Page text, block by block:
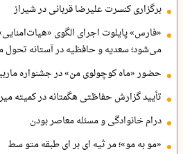
برگزاری کنسرت علیرضا قربانی در شیراز
«فارس» پایلوت اجرای الگوی
می‌شود؛ سعدیه و حافظیه در آستانه تحول
حضور «ماه کوچولوی من» در جشنواره
تأیید گزارش حفاظتی هگمتانه در کمیته
درام خانوادگی و مسئله معاصر بودن
«مو به مو»؛ مر ثیه ای بر ای طبقه متو سط